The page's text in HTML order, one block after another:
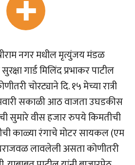
नगर मधील मृत्युंजय मंडळ
गार्ड मिलिंद प्रभाकर पाटील
चोरट्याने दि. १५ मेच्या रात्री
सकाळी आठ वाजता उघडकीस
सुमारे वीस हजार रुपये किमतीची
काळ्या रंगाचे मोटर सायकल (एम
लावलेली असता कोणीतरी